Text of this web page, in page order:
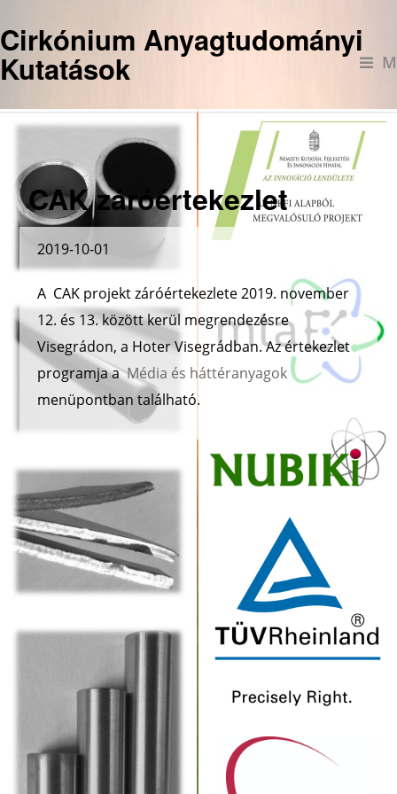
Cirkónium Anyagtudományi
Kutatások
CAK záróértekezlet
2019-10-01
A CAK projekt záróértekezlete 2019. november
12. és 13. között kerül megrendezésre
Visegrádon, a Hoter Visegrádban. Az értekezlet
programja aMédia és háttéranyagok
menüpontban található.